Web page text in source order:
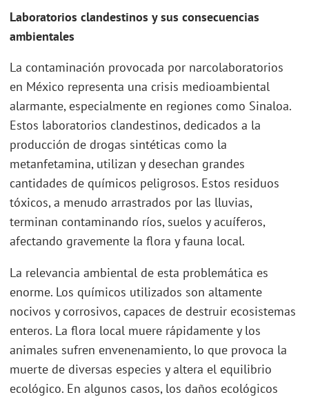
Laboratorios clandestinos y sus consecuencias
ambientales
La contaminación provocada por narcolaboratorios
en México representa una crisis medioambiental
alarmante, especialmente en regiones como Sinaloa.
Estos laboratorios clandestinos, dedicados a la
producción de drogas sintéticas como la
metanfetamina, utilizan y desechan grandes
cantidades de químicos peligrosos. Estos residuos
tóxicos, a menudo arrastrados por las lluvias,
terminan contaminando ríos, suelos y acuíferos,
afectando gravemente la flora y fauna local.
La relevancia ambiental de esta problemática es
enorme. Los químicos utilizados son altamente
nocivos y corrosivos, capaces de destruir ecosistemas
enteros. La flora local muere rápidamente y los
animales sufren envenenamiento, lo que provoca la
muerte de diversas especies y altera el equilibrio
ecológico. En algunos casos, los daños ecológicos